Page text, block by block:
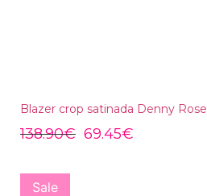
Blazer crop satinada Denny Rose
138.90€ 69.45€
Sale